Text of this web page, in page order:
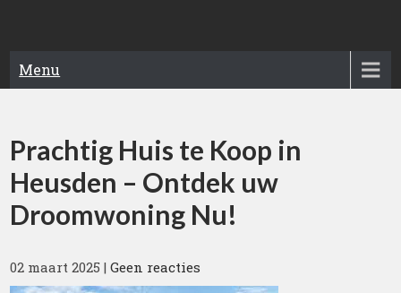
Menu
Prachtig Huis te Koop in
Heusden – Ontdek uw
Droomwoning Nu!
02 maart 2025 |Geen reacties